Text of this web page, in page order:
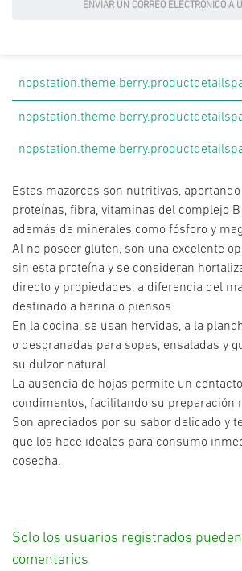
ENVIAR UN CORREO ELECTRÓNICO A
Estas mazorcas son nutritivas,
proteínas, fibra, vitaminas del complejo B
además de minerales como fósforo y
Al no poseer gluten, son una excelente
sin esta proteína y se consideran
directo y propiedades, a diferencia del
destinado a harina o piensos
En la cocina, se usan hervidas, a la
o desgranadas para sopas, ensaladas y
su dulzor natural
La ausencia de hojas permite un
condimentos, facilitando su preparación
Son apreciados por su sabor delicado y
que los hace ideales para consumo
cosecha.
Solo los usuarios registrados
comentarios